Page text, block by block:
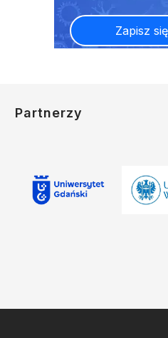
Partnerzy